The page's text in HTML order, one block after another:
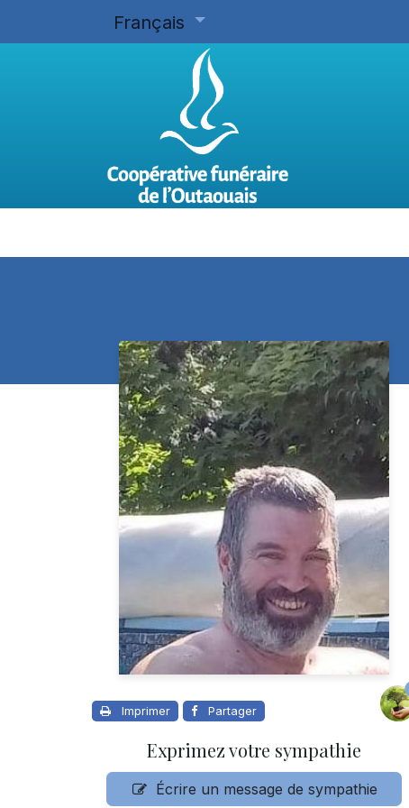
Français
Imprimer Partager
Exprimez votre sympathie
Écrire un message de sympathie